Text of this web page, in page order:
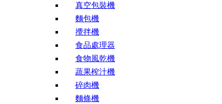
真空包裝機
麵包機
攪拌機
食品處理器
食物風乾機
蔬果榨汁機
碎肉機
麵條機